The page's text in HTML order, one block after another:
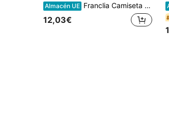
Almacén UE Franclia Camiseta de tirantes casual con estampado de lunares para mujer de talla grande
12,03€